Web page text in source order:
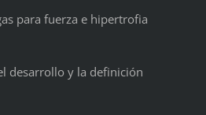
para fuerza e hipertrofia
desarrollo y la definición